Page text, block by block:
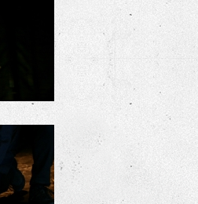
ODYSSEE